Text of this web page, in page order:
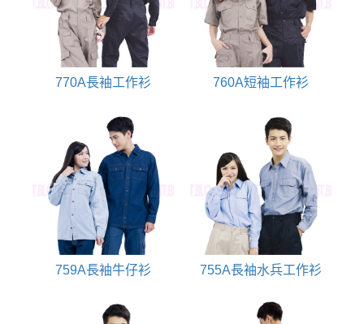
770A長袖工作衫 760A短袖工作衫
759A長袖牛仔衫 755A長袖水兵工作衫